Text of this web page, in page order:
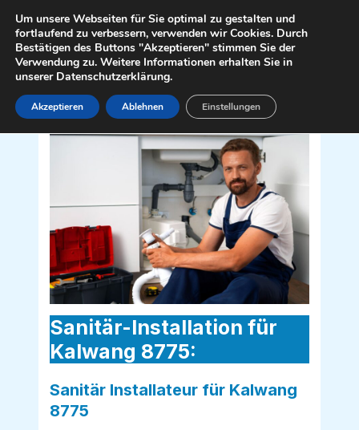
Inhalt
springen
Sanitär Installateur für Kalwang 8775
Sanitär-Installation für
Kalwang 8775:
Sanitär Installateur für Kalwang
8775
Um unsere Webseiten für Sie optimal zu gestalten und
fortlaufend zu verbessern, verwenden wir Cookies. Durch
Bestätigen des Buttons "Akzeptieren" stimmen Sie der
Verwendung zu. Weitere Informationen erhalten Sie in
unserer Datenschutzerklärung.
Akzeptieren Ablehnen Einstellungen